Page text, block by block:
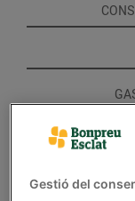
Gestió del